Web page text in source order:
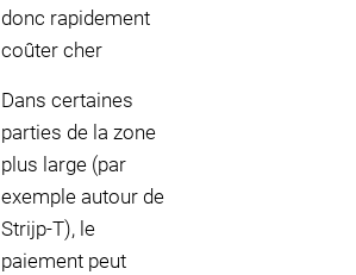
donc rapidement
coûter cher
Dans certaines
parties de la zone
plus large (par
exemple autour de
Strijp-T), le
paiement peut